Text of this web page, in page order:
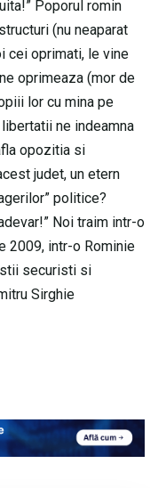
Poporul romin
(nu neaparat
cei oprimati, le vine
oprimeaza (mor de
lor cu mina pe
ne indeamna
opozitia si
judet, un etern
politice?
Noi traim intr-o
2009, intr-o Rominie
securisti si
Sirghie
ail